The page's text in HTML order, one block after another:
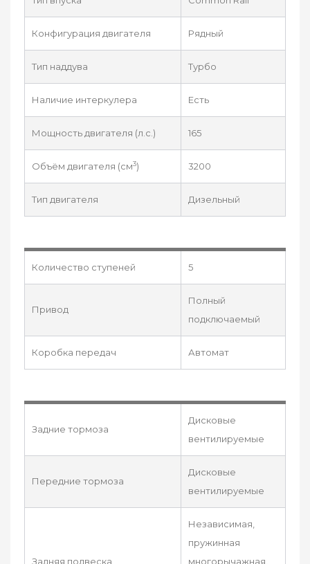
Конфигурация двигателя Рядный
Тип наддува Турбо
Наличие интеркулера Есть
Мощность двигателя (л.с.) 165
Объём двигателя (см3) 3200
Тип двигателя Дизельный
Количество ступеней 5
Привод
Полный
подключаемый
Коробка передач Автомат
Задние тормоза
Дисковые
вентилируемые
Передние тормоза
Дисковые
вентилируемые
Задняя подвеска
Независимая,
пружинная
многорычажная,